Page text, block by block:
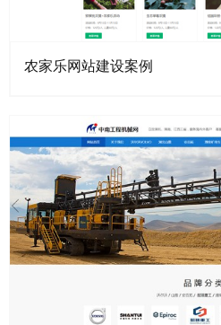
农家乐网站建设案例